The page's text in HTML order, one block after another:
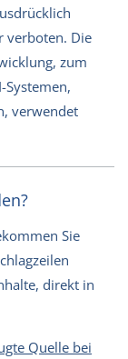
verboten. Die
zum
verwendet
Sie
direkt in
Quelle bei